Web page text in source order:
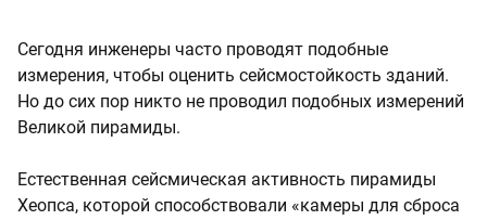
Сегодня инженеры часто проводят подобные
измерения, чтобы оценить сейсмостойкость зданий.
Но до сих пор никто не проводил подобных измерений
Великой пирамиды.
Естественная сейсмическая активность пирамиды
Хеопса, которой способствовали «камеры для сброса